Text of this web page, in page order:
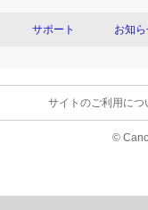
サポート お知
サイトのご利用につ
©